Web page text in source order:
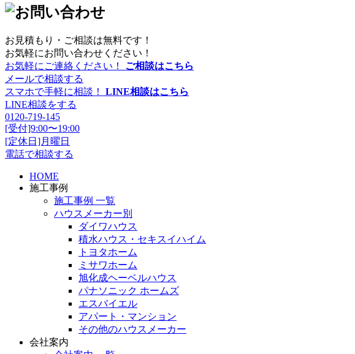
お見積もり・ご相談は無料です！
お気軽にお問い合わせください！
お気軽にご連絡ください！ ご相談はこちら
メールで相談する
スマホで手軽に相談！ LINE相談はこちら
LINE相談をする
0120-719-145
[受付]9:00〜19:00
[定休日]月曜日
電話で相談する
HOME
施工事例
施工事例 一覧
ハウスメーカー別
ダイワハウス
積水ハウス・セキスイハイム
トヨタホーム
ミサワホーム
旭化成ヘーベルハウス
パナソニック ホームズ
エスバイエル
アパート・マンション
その他のハウスメーカー
会社案内